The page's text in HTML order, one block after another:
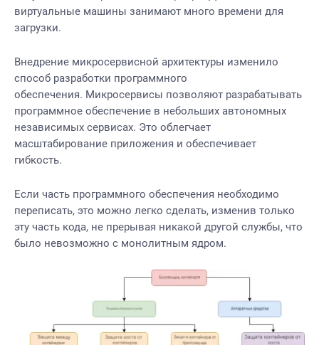
виртуальные машины занимают много времени для
загрузки.
Внедрение микросервисной архитектуры изменило
способ разработки программного
обеспечения. Микросервисы позволяют разрабатывать
программное обеспечение в небольших автономных
независимых сервисах. Это облегчает
масштабирование приложения и обеспечивает
гибкость.
Если часть программного обеспечения необходимо
переписать, это можно легко сделать, изменив только
эту часть кода, не прерывая никакой другой службы, что
было невозможно с монолитным ядром.